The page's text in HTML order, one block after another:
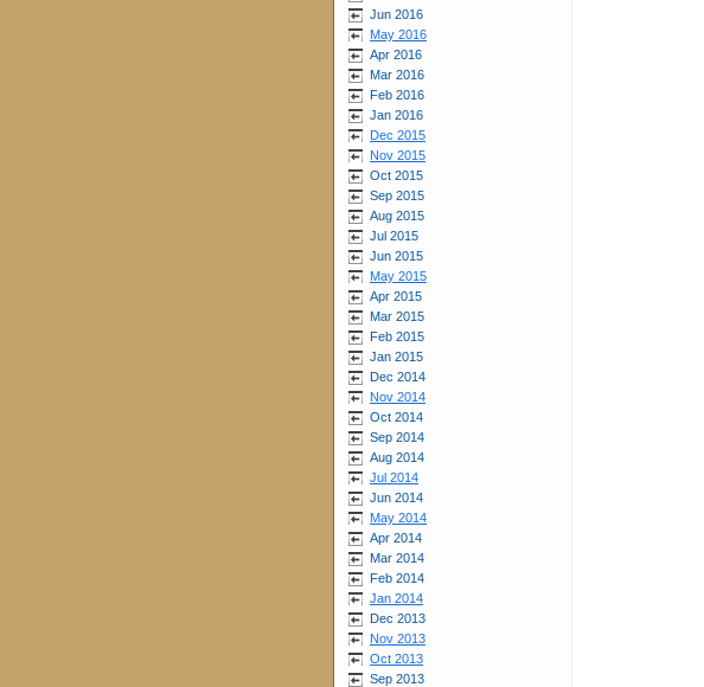
Jun 2016
May 2016
Apr 2016
Mar 2016
Feb 2016
Jan 2016
Dec 2015
Nov 2015
Oct 2015
Sep 2015
Aug 2015
Jul 2015
Jun 2015
May 2015
Apr 2015
Mar 2015
Feb 2015
Jan 2015
Dec 2014
Nov 2014
Oct 2014
Sep 2014
Aug 2014
Jul 2014
Jun 2014
May 2014
Apr 2014
Mar 2014
Feb 2014
Jan 2014
Dec 2013
Nov 2013
Oct 2013
Sep 2013